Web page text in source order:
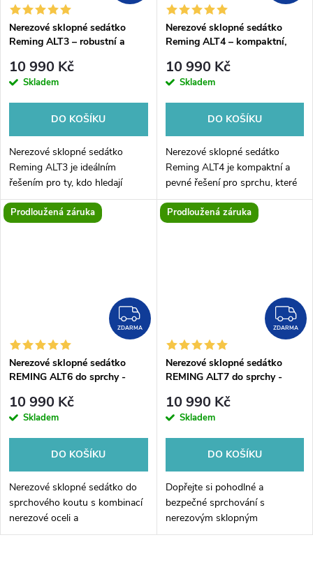
Nerezové sklopné sedátko
Reming ALT3 – robustní a
10 990 Kč
Skladem
DO KOŠÍKU
Nerezové sklopné sedátko
Reming ALT3 je ideálním
řešením pro ty, kdo hledají
robustní a spolehlivou oporu při
sprchování. S nosností 200 kg
Nerezové sklopné sedátko
Reming ALT4 – kompaktní,
10 990 Kč
Skladem
DO KOŠÍKU
Nerezové sklopné sedátko
Reming ALT4 je kompaktní a
pevné řešení pro sprchu, které
nabízí nosnost 200 kg. Je
ideální pro seniory, osoby s
Prodloužená záruka
ZDARMA
ZDARMA
Nerezové sklopné sedátko
REMING ALT6 do sprchy -
10 990 Kč
Skladem
DO KOŠÍKU
Nerezové sklopné sedátko do
sprchového koutu s kombinací
nerezové oceli a
bezpečnostního skla poskytuje
Prodloužená záruka
ZDARMA
Nerezové sklopné sedátko
REMING ALT7 do sprchy -
10 990 Kč
Skladem
DO KOŠÍKU
Dopřejte si pohodlné a
bezpečné sprchování s
nerezovým sklopným
sedátkem, které je navrženo pro